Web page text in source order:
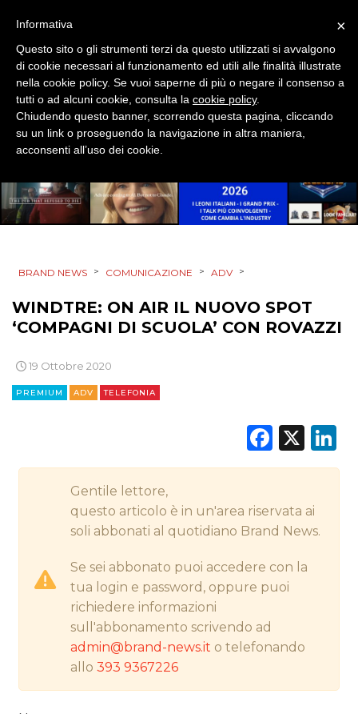
EVENTI
MOBILE
PROMOZIONI
PRODOTTI
CSR
STRATEGIE
CINEMA
EDITORIA
RADIO / AUDIO
BRAND NEWS > COMUNICAZIONE > ADV >
WINDTRE: ON AIR IL NUOVO SPOT
‘COMPAGNI DI SCUOLA’ CON ROVAZZI
19 Ottobre 2020
PREMIUM ADV TELEFONIA
X
Gentile lettore,
questo articolo è in un'area riservata ai
soli abbonati al quotidiano Brand News.
Se sei abbonato puoi accedere con la
tua login e password, oppure puoi
richiedere informazioni
sull'abbonamento scrivendo ad
admin@brand-news.it o telefonando
allo393 9367226
×
Informativa
Questo sito o gli strumenti terzi da questo utilizzati si avvalgono
di cookie necessari al funzionamento ed utili alle finalità illustrate
nella cookie policy. Se vuoi saperne di più o negare il consenso a
tutti o ad alcuni cookie, consulta la cookie policy.
Chiudendo questo banner, scorrendo questa pagina, cliccando
su un link o proseguendo la navigazione in altra maniera,
acconsenti all’uso dei cookie.